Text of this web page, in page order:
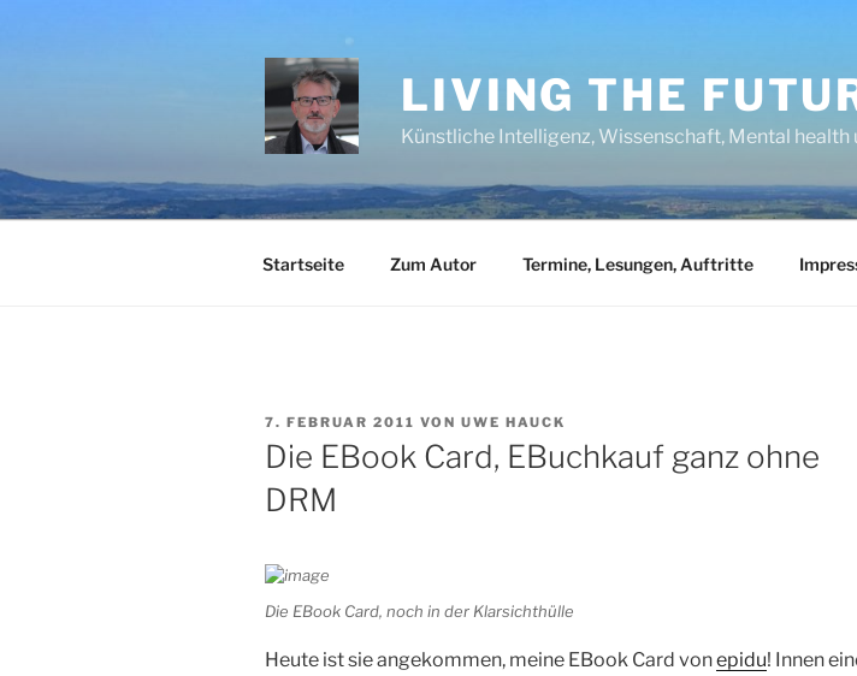
LIVING THE
Künstliche Intelligenz, Wissenschaft, Mental
Startseite Zum Autor Termine, Lesungen, Auftritte
VERÖFFENTLICHT
AM
7. FEBRUAR 2011 VON UWE HAUCK
Die EBook Card, EBuchkauf ganz ohne
DRM
Die EBook Card, noch in der Klarsichthülle
Heute ist sie angekommen, meine EBook Card vonepidu! Innen